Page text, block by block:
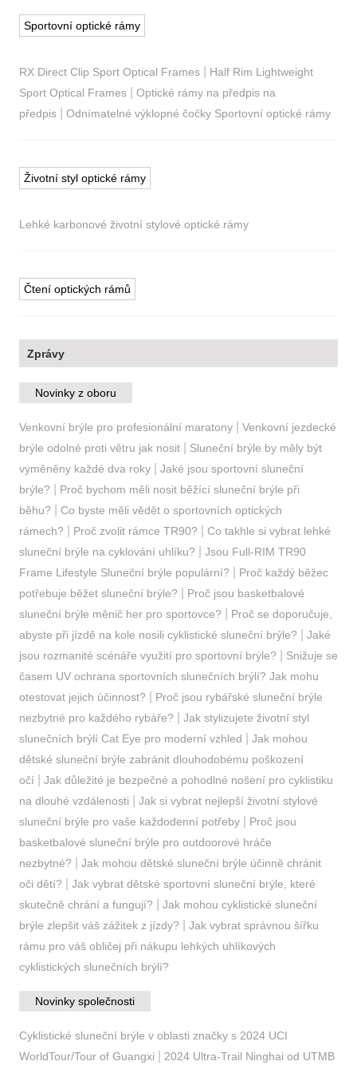
Sportovní optické rámy
RX Direct Clip Sport Optical Frames| Half Rim Lightweight
Sport Optical Frames| Optické rámy na předpis na
předpis| Odnímatelné výklopné čočky Sportovní optické rámy
Životní styl optické rámy
Lehké karbonové životní stylové optické rámy
Čtení optických rámů
Zprávy
Novinky z oboru
Venkovní brýle pro profesionální maratony| Venkovní jezdecké
brýle odolné proti větru jak nosit| Sluneční brýle by měly být
vyměněny každé dva roky| Jaké jsou sportovní sluneční
brýle?
Proč bychom měli nosit běžící sluneční brýle při
běhu?
Co byste měli vědět o sportovních optických
rámech?
Proč zvolit rámce TR90?
Co takhle si vybrat lehké
sluneční brýle na cyklování uhlíku?
Jsou Full-RIM TR90
Frame Lifestyle Sluneční brýle populární?
Proč každý běžec
potřebuje běžet sluneční brýle?
Proč jsou basketbalové
sluneční brýle měnič her pro sportovce?
Proč se doporučuje,
abyste při jízdě na kole nosili cyklistické sluneční brýle?
Jaké
jsou rozmanité scénáře využití pro sportovní brýle?
Snižuje se
časem UV ochrana sportovních slunečních brýlí? Jak mohu
otestovat jejich účinnost?
Proč jsou rybářské sluneční brýle
nezbytné pro každého rybáře?
Jak stylizujete životní styl
slunečních brýlí Cat Eye pro moderní vzhled
Jak mohou
dětské sluneční brýle zabránit dlouhodobému poškození
očí| Jak důležité je bezpečné a pohodlné nošení pro cyklistiku
na dlouhé vzdálenosti
Jak si vybrat nejlepší životní stylové
sluneční brýle pro vaše každodenní potřeby| Proč jsou
basketbalové sluneční brýle pro outdoorové hráče
nezbytné?
Jak mohou dětské sluneční brýle účinně chránit
oči dětí?
Jak vybrat dětské sportovní sluneční brýle, které
skutečně chrání a fungují?
Jak mohou cyklistické sluneční
brýle zlepšit váš zážitek z jízdy?
Jak vybrat správnou šířku
rámu pro váš obličej při nákupu lehkých uhlíkových
cyklistických slunečních brýlí?
Novinky společnosti
Cyklistické sluneční brýle v oblasti značky s 2024 UCI
WorldTour/Tour of Guangxi
2024 Ultra-Trail Ninghai od UTMB